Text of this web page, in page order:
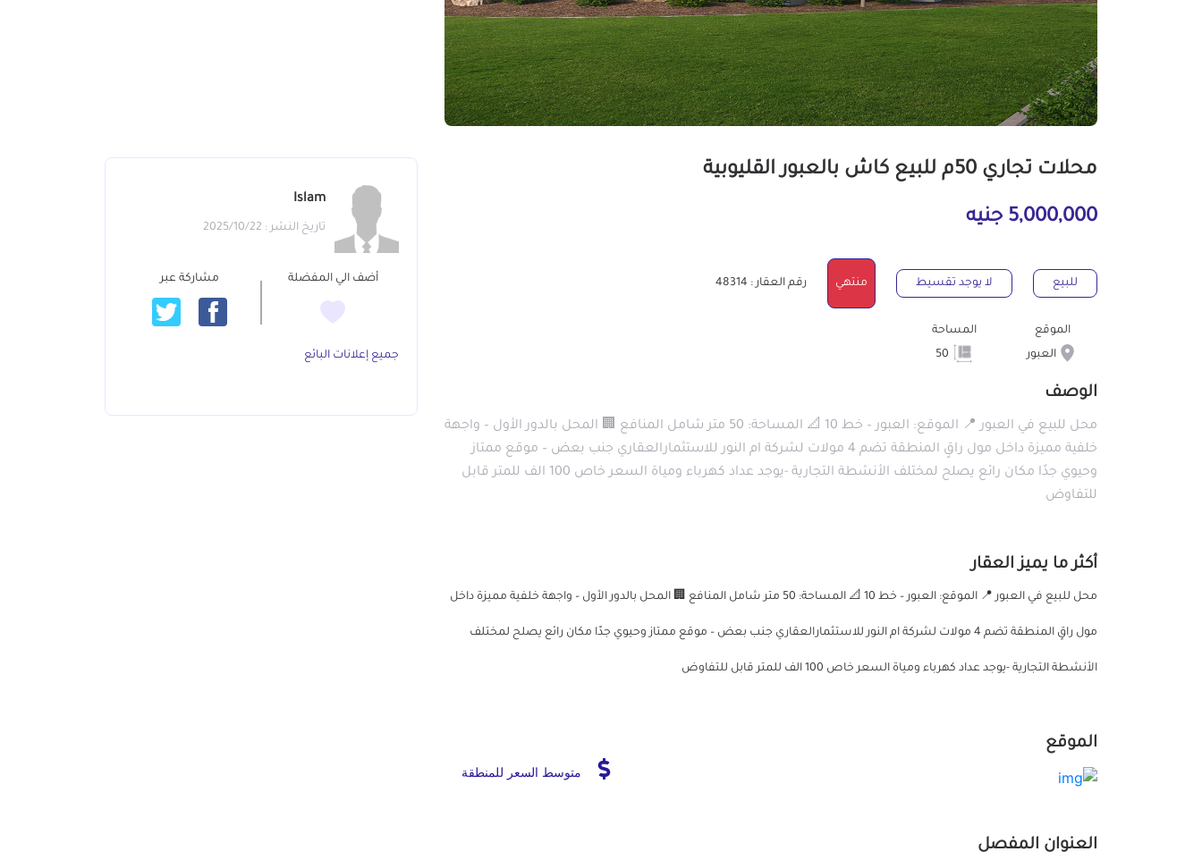
محلات تجاري 50م للبيع كاش بالعبور القليوبية
5,000,000 جنيه
للبيع لا يوجد تقسيط منتهي رقم العقار : 48314
الموقع
العبور
المساحة
الوصف
محل للبيع في العبور 📍 الموقع: العبور – خط 10 📐 المساحة: 50 متر شامل المنافع 🏢 المحل بالدور الأول – واجهة
خلفية مميزة داخل مول راقٍ المنطقة تضم 4 مولات لشركة ام النور للاستثمارالعقاري جنب بعض – موقع ممتاز
وحيوي جدًا مكان رائع يصلح لمختلف الأنشطة التجارية -يوجد عداد كهرباء ومياة السعر خاص 100 الف للمتر قابل
للتفاوض
أكثر ما يميز العقار
محل للبيع في العبور 📍 الموقع: العبور – خط 10 📐 المساحة: 50 متر شامل المنافع 🏢 المحل بالدور الأول – واجهة خلفية مميزة داخل
مول راقٍ المنطقة تضم 4 مولات لشركة ام النور للاستثمارالعقاري جنب بعض – موقع ممتاز وحيوي جدًا مكان رائع يصلح لمختلف
الأنشطة التجارية -يوجد عداد كهرباء ومياة السعر خاص 100 الف للمتر قابل للتفاوض
الموقع
متوسط السعر للمنطقة
العنوان المفصل
Islam
تاريخ النشر : 2025/10/22
أضف الي المفضلة مشاركة عبر
جميع إعلانات البائع